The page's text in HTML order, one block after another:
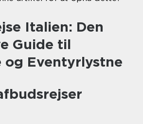
Italien: Den
Guide til
og Eventyrlystne